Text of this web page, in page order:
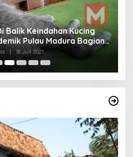
Balik Keindahan Kucing
Pulau Madura Bagian
| 18 Juli 2021